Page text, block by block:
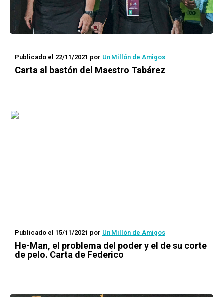
Publicado el 22/11/2021 por Un Millón de Amigos
Carta al bastón del Maestro Tabárez
Publicado el 15/11/2021 por Un Millón de Amigos
He-Man, el problema del poder y el de su corte
de pelo. Carta de Federico